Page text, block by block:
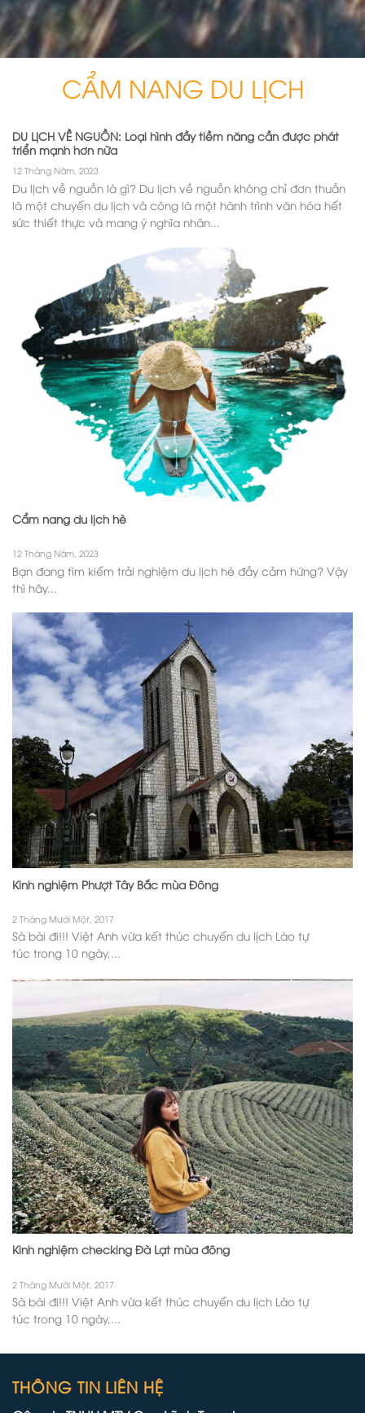
CẨM NANG DU LỊCH
DU LỊCH VỀ NGUỒN: Loại hình đầy tiềm năng cần được phát
triển mạnh hơn nữa
12 Tháng Năm, 2023
Du lịch về nguồn là gì? Du lịch về nguồn không chỉ đơn thuần
là một chuyến du lịch và còng là một hành trình văn hóa hết
sức thiết thực và mang ý nghĩa nhân...
Cẩm nang du lịch hè
12 Tháng Năm, 2023
Bạn đang tìm kiếm trải nghiệm du lịch hè đầy cảm hứng? Vậy
thì hãy...
Kinh nghiệm Phượt Tây Bắc mùa Đông
2 Tháng Mười Một, 2017
Sà bài đi!!! Việt Anh vừa kết thúc chuyến du lịch Lào tự
túc trong 10 ngày,...
Kinh nghiệm checking Đà Lạt mùa đông
2 Tháng Mười Một, 2017
Sà bài đi!!! Việt Anh vừa kết thúc chuyến du lịch Lào tự
túc trong 10 ngày,...
THÔNG TIN LIÊN HỆ